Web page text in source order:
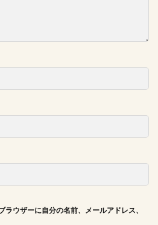
ウザーに自分の名前、メールアドレス、